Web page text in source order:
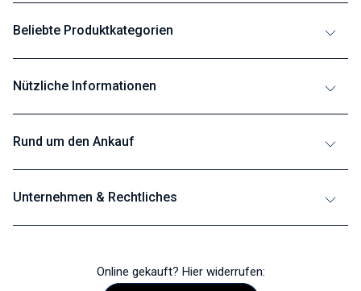
Beliebte Produktkategorien
Nützliche Informationen
Rund um den Ankauf
Unternehmen & Rechtliches
Online gekauft? Hier widerrufen: